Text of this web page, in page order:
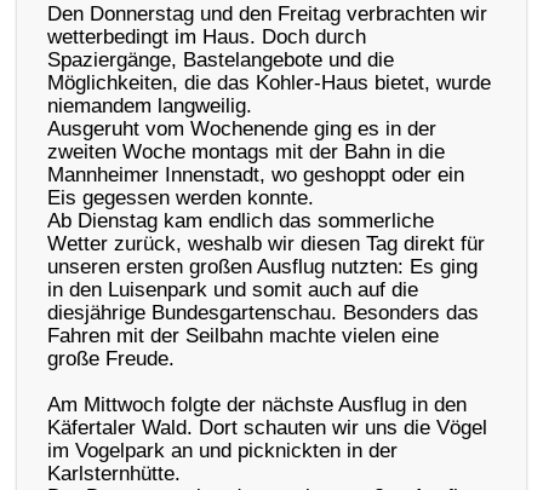
Den Donnerstag und den Freitag verbrachten wir
wetterbedingt im Haus. Doch durch
Spaziergänge, Bastelangebote und die
Möglichkeiten, die das Kohler-Haus bietet, wurde
niemandem langweilig.
Ausgeruht vom Wochenende ging es in der
zweiten Woche montags mit der Bahn in die
Mannheimer Innenstadt, wo geshoppt oder ein
Eis gegessen werden konnte.
Ab Dienstag kam endlich das sommerliche
Wetter zurück, weshalb wir diesen Tag direkt für
unseren ersten großen Ausflug nutzten: Es ging
in den Luisenpark und somit auch auf die
diesjährige Bundesgartenschau. Besonders das
Fahren mit der Seilbahn machte vielen eine
große Freude.
Am Mittwoch folgte der nächste Ausflug in den
Käfertaler Wald. Dort schauten wir uns die Vögel
im Vogelpark an und picknickten in der
Karlsternhütte.